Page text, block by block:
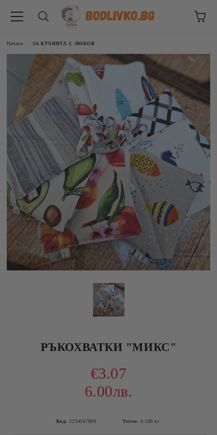
Начало ЗА КУХНЯТА С ЛЮБОВ
РЪКОХВАТКИ "МИКС"
€3.07
6.00лв.
Код: 1234567890 Тегло: 0.200 кг